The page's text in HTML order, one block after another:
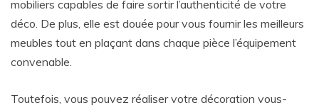
mobiliers capables de faire sortir l’authenticité de votre
déco. De plus, elle est douée pour vous fournir les meilleurs
meubles tout en plaçant dans chaque pièce l’équipement
convenable.
Toutefois, vous pouvez réaliser votre décoration vous-